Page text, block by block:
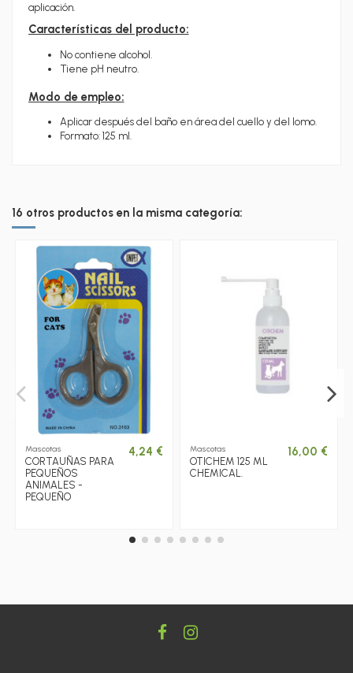
aplicación.
Características del producto:
No contiene alcohol.
Tiene pH neutro.
Modo de empleo:
Aplicar después del baño en área del cuello y del lomo.
Formato: 125 ml.
16 otros productos en la misma categoría:
Mascotas
CORTAUÑAS PARA
PEQUEÑOS
ANIMALES -
PEQUEÑO
4,24 € Mascotas
OTICHEM 125 ML
CHEMICAL.
16,00 €